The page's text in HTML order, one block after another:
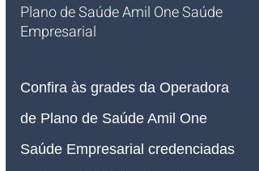
Plano de Saúde Amil One Saúde
Empresarial
Confira às grades da Operadora
de Plano de Saúde Amil One
Saúde Empresarial credenciadas